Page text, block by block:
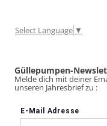
Select Language ▼
Güllepumpen-
Melde dich mit deiner
unseren Jahresbrief zu :